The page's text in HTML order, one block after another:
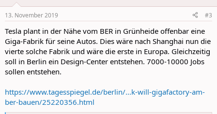
s
13. November 2019 #3
Tesla plant in der Nähe vom BER in Grünheide offenbar eine
Giga-Fabrik für seine Autos. Dies wäre nach Shanghai nun die
vierte solche Fabrik und wäre die erste in Europa. Gleichzeitig
soll in Berlin ein Design-Center entstehen. 7000-10000 Jobs
sollen entstehen.
https://www.tagesspiegel.de/berlin/...k-will-gigafactory-am-
ber-bauen/25220356.html